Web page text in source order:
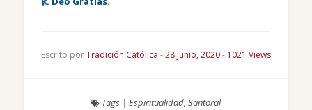
Escrito porTradición Católica -28 junio, 2020- 1021 Views
Tags |Espiritualidad,Santoral